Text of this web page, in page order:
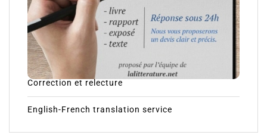
Correction et relecture
English-French translation service